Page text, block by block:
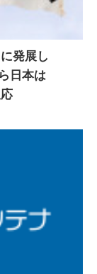
発展し
日本は